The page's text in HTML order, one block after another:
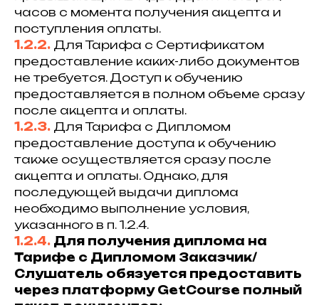
часов с момента получения акцепта и
поступления оплаты.
1.2.2. Для Тарифа с Сертификатом
предоставление каких-либо документов
не требуется. Доступ к обучению
предоставляется в полном объеме сразу
после акцепта и оплаты.
1.2.3. Для Тарифа с Дипломом
предоставление доступа к обучению
также осуществляется сразу после
акцепта и оплаты. Однако, для
последующей выдачи диплома
необходимо выполнение условия,
указанного в п. 1.2.4.
1.2.4. Для получения диплома на
Тарифе с Дипломом Заказчик/
Слушатель обязуется предоставить
через платформу GetCourse полный